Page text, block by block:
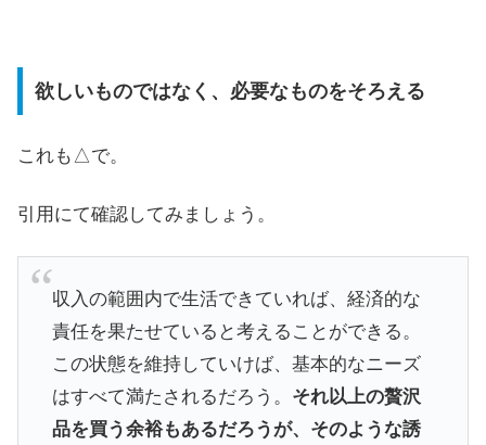
欲しいものではなく、必要なものをそろえる
これも△で。
引用にて確認してみましょう。
収入の範囲内で生活できていれば、経済的な
責任を果たせていると考えることができる。
この状態を維持していけば、基本的なニーズ
はすべて満たされるだろう。 それ以上の贅沢
品を買う余裕もあるだろうが、そのような誘